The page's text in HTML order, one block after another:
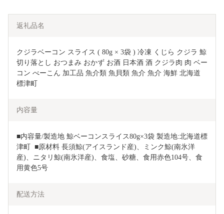
返礼品名
クジラベーコン スライス ( 80g × 3袋 ) 冷凍 くじら クジラ 鯨
切り落とし おつまみ おかず お酒 日本酒 酒 クジラ肉 肉 ベー
コン べーこん 加工品 魚介類 魚貝類 魚介 魚介 海鮮 北海道
標津町
内容量
■内容量/製造地 鯨ベーコンスライス80g×3袋 製造地:北海道標
津町  ■原材料 長須鯨(アイスランド産)、ミンク鯨(南氷洋
産)、ニタリ鯨(南氷洋産)、食塩、砂糖、食用赤色104号、食
用黄色5号
配送方法